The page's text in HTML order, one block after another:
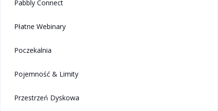
Pabbly Connect
Płatne Webinary
Poczekalnia
Pojemność & Limity
Przestrzeń Dyskowa